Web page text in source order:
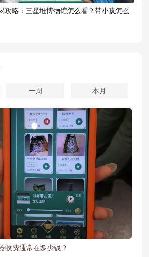
攻略：三星堆博物馆怎么看？带小孩怎么
一周 本月
收费通常在多少钱？